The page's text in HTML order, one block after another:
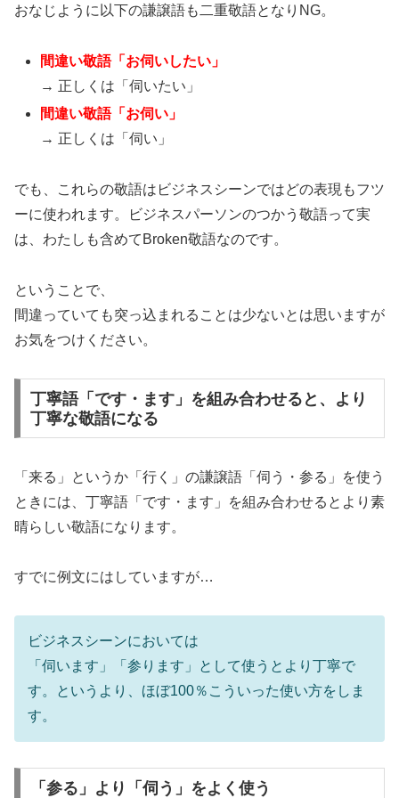
おなじように以下の謙譲語も二重敬語となりNG。
間違い敬語「お伺いしたい」
→ 正しくは「伺いたい」
間違い敬語「お伺い」
→ 正しくは「伺い」
でも、これらの敬語はビジネスシーンではどの表現もフツ
ーに使われます。ビジネスパーソンのつかう敬語って実
は、わたしも含めてBroken敬語なのです。
ということで、
間違っていても突っ込まれることは少ないとは思いますが
お気をつけください。
丁寧語「です・ます」を組み合わせると、より
丁寧な敬語になる
「来る」というか「行く」の謙譲語「伺う・参る」を使う
ときには、丁寧語「です・ます」を組み合わせるとより素
晴らしい敬語になります。
すでに例文にはしていますが…
ビジネスシーンにおいては
「伺います」「参ります」として使うとより丁寧で
す。というより、ほぼ100％こういった使い方をしま
す。
「参る」より「伺う」をよく使う